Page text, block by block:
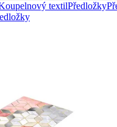
textilPředložky